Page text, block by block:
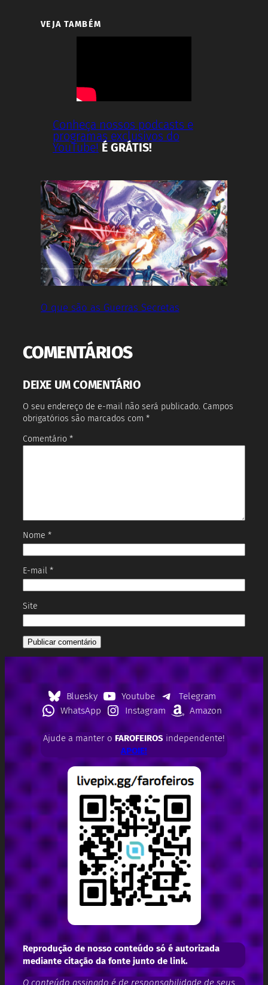
VEJA TAMBÉM
Conheça nossos podcasts e
programas exclusivos do
YouTube! É GRÁTIS!
O que são as Guerras Secretas
COMENTÁRIOS
DEIXE UM COMENTÁRIO
O seu endereço de e-mail não será publicado. Campos
obrigatórios são marcados com *
Comentário *
Nome *
E-mail *
Site
Bluesky Youtube
Telegram
WhatsApp
Instagram Amazon
Ajude a manter o FAROFEIROSindependente!
APOIE!
Reprodução de nosso conteúdo só é autorizada
mediante citação da fonte junto de link.